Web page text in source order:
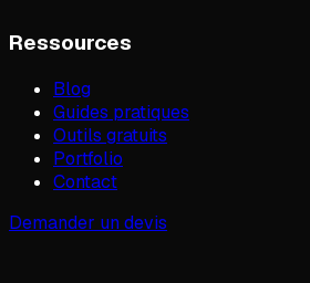
Ressources
Blog
Guides pratiques
Outils gratuits
Portfolio
Contact
Demander un devis